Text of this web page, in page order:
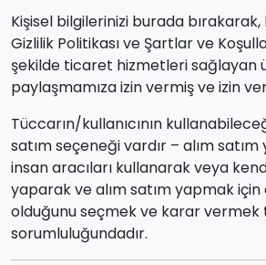
Kişisel bilgilerinizi burada
Gizlilik Politikası ve Şartlar ve
şekilde ticaret hizmetleri sağlayan
paylaşmamıza izin vermiş ve izin
Tüccarın/kullanıcının
satım seçeneği vardır – alım satım
insan aracıları kullanarak veya
yaparak ve alım satım yapmak
olduğunu seçmek ve karar
sorumluluğundadır.